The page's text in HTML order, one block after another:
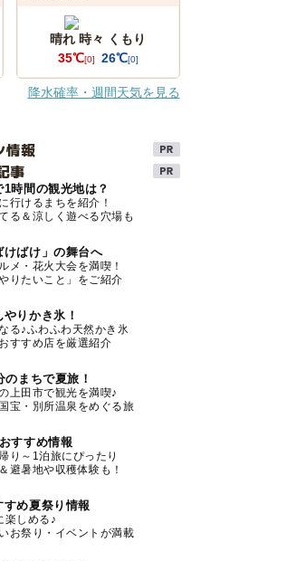
晴れ 時々 くもり
35℃[0] 26℃[0]
降水確率・週間天気を見る
情報
事
時間の観光地は？
行けるまちを紹介！
る＆涼しく遊べる穴場も
けばけ」の舞台へ
メ・花火大会を満喫！
りたいこと」をご紹介
りかき氷！
る♪ふわふわ天然かき氷
すすめ店を厳選紹介
のまちで夏旅！
上田市で観光を満喫♪
宝・別所温泉をめぐる旅
すすめ情報
り～1泊旅にぴったり
避暑地や収穫体験も！
すめ夏祭り情報
楽しめる♪
お祭り・イベントが満載